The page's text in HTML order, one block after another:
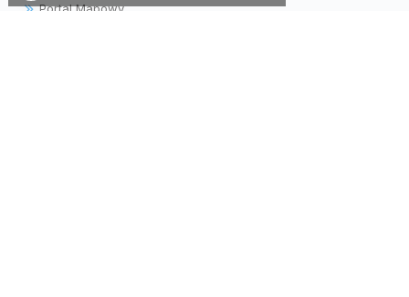
Portal Mapowy